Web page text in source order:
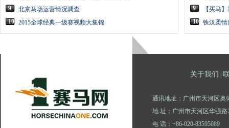
9
北京马场运营情况调查
10 2015全球经典一级赛视频大集锦
9
【买马
10 铁汉柔情
关于我们
通讯地址：广州市天河区奥
地 址：广州市天河区华强路
电 话：+86-020-83595089